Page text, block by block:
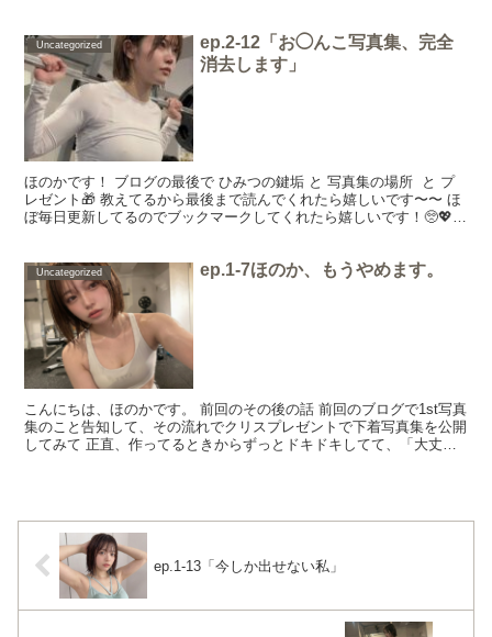
Uncategorized
ep.2-12「お◯んこ写真集、完全
消去します」
ほのかです！ ブログの最後で ひみつの鍵垢 と 写真集の場所 と プ
レゼント🎁 教えてるから最後まで読んでくれたら嬉しいです〜〜 ほ
ぼ毎日更新してるのでブックマークしてくれたら嬉しいです！🥺💖✨
Uncategorized ep.1-7ほのか、もうやめます。
こんにちは、ほのかです。 前回のその後の話 前回のブログで1st写真
集のこと告知して、その流れでクリスプレゼントで下着写真集を公開
してみて 正直、作ってるときからずっとドキドキしてて、「大丈夫
ep.1-13「今しか出せない私」